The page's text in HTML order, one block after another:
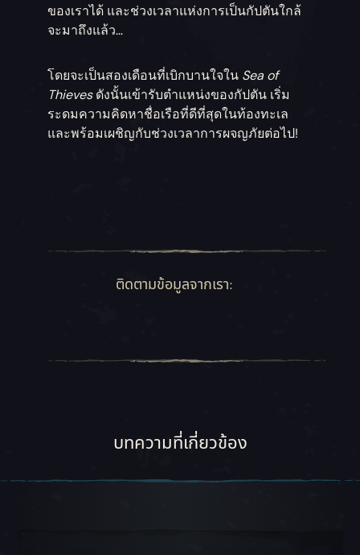
ของเราได้ และช่วงเวลาแห่งการเป็นกัปตันใกล้
จะมาถึงแล้ว…
โดยจะเป็นสองเดือนที่เบิกบานใจใน Sea of
Thievesดังนั้นเข้ารับตำแหน่งของกัปตัน เริ่ม
ระดมความคิดหาชื่อเรือที่ดีที่สุดในท้องทะเล
และพร้อมเผชิญกับช่วงเวลาการผจญภัยต่อไป!
ติดตามข้อมูลจากเรา:
บทความที่เกี่ยวข้อง